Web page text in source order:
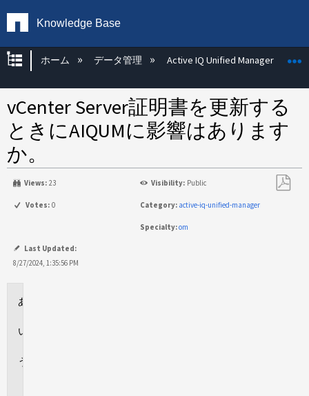
Knowledge Base
グローバル階層を展開/折りたたむ
ホーム データ管理 Active IQ Unified Manager
vCenter Server証明書を更新する
ときにAIQUMに影響はあります
か。
Views: 23 Visibility: Public
Votes: 0 Category: active-iq-unified-manager
Specialty:om
Last Updated:
8/27/2024, 1:35:56 PM